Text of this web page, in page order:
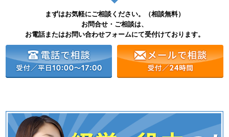
まずはお気軽にご相談ください。（相談無料）
お問合せ・ご相談は、
お電話またはお問い合わせフォームにて受付けております。